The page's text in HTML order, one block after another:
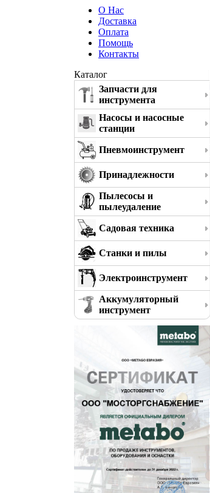
О Нас
Доставка
Оплата
Помощь
Контакты
Каталог
Запчасти для
инструмента
Насосы и насосные
станции
Пневмоинструмент
Принадлежности
Пылесосы и
пылеудаление
Садовая техника
Станки и пилы
Электроинструмент
Аккумуляторный
инструмент